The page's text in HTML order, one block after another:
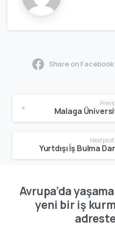
Share on Facebook
Next post
Avrupa’da
yeni bir iş